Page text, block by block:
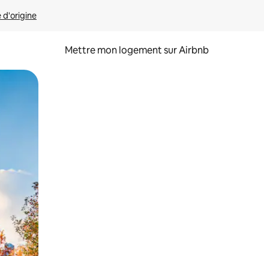
d'origine
Mettre mon logement sur Airbnb